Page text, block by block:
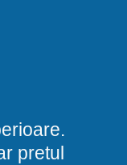
pretul